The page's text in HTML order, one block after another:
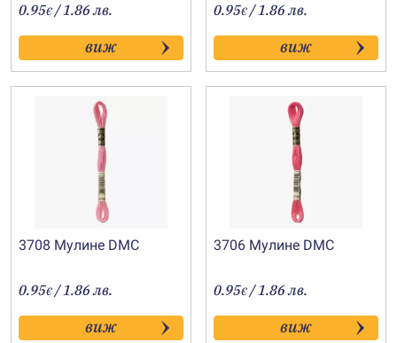
0.95€ / 1.86 лв.
виж
0.95€ / 1.86 лв.
виж
3708 Мулине DMC
0.95€ / 1.86 лв.
виж
3706 Мулине DMC
0.95€ / 1.86 лв.
виж